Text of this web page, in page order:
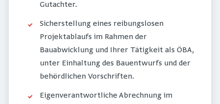
Gutachter.
Sicherstellung eines reibungslosen
Projektablaufs im Rahmen der
Bauabwicklung und Ihrer Tätigkeit als ÖBA,
unter Einhaltung des Bauentwurfs und der
behördlichen Vorschriften.
Eigenverantwortliche Abrechnung im